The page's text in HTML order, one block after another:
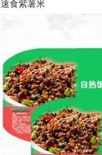
速食紫薯米